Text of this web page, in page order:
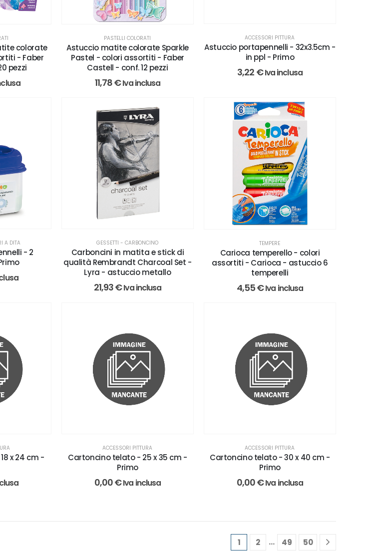
colorate
- Faber
pezzi
PASTELLI COLORATI
Astuccio matite colorate Sparkle
Pastel - colori assortiti - Faber
Castell - conf. 12 pezzi
11,78€Iva inclusa
ACCESSORI PITTURA
Astuccio portapennelli - 32x3.5cm -
in ppl - Primo
3,22 €Iva inclusa
A DITA
- 2
GESSETTI - CARBONCINO
Carboncini in matita e stick di
qualità Rembrandt Charcoal Set -
Lyra - astuccio metallo
21,93€Iva inclusa
TEMPERE
Carioca temperello - colori
assortiti - Carioca - astuccio 6
temperelli
4,55€Iva inclusa
x 24 cm -
ACCESSORI PITTURA
Cartoncino telato - 25 x 35 cm -
Primo
0,00€Iva inclusa
ACCESSORI PITTURA
Cartoncino telato - 30 x 40 cm -
Primo
0,00€Iva inclusa
1 2 … 49 50